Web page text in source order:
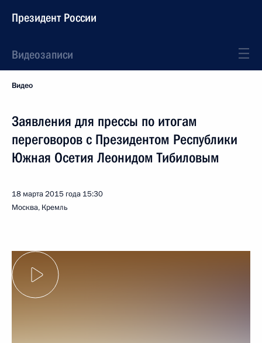
Президент России
Видеозаписи
Видео
Заявления для прессы по итогам
переговоров с Президентом Республики
Южная Осетия Леонидом Тибиловым
18 марта 2015 года 15:30
Москва, Кремль